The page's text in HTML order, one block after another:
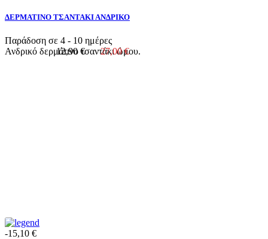
ΔΕΡΜΑΤΙΝΟ ΤΣΑΝΤΑΚΙ ΑΝΔΡΙΚΟ
Παράδοση σε 4 - 10 ημέρες
12,90 €
27,00 €
Ανδρικό δερμάτινο τσαντάκι ώμου.
-15,10 €